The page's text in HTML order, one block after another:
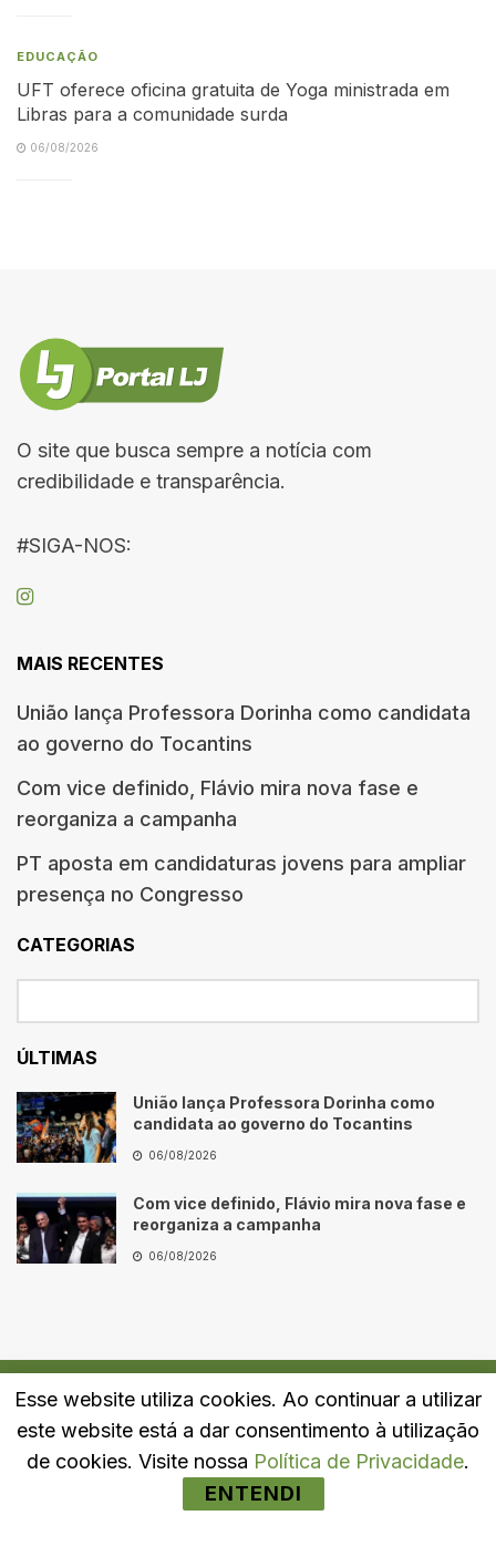
EDUCAÇÃO
UFT oferece oficina gratuita de Yoga ministrada em
Libras para a comunidade surda
06/08/2026
O site que busca sempre a notícia com
credibilidade e transparência.
#SIGA-NOS:
MAIS RECENTES
União lança Professora Dorinha como candidata
ao governo do Tocantins
Com vice definido, Flávio mira nova fase e
reorganiza a campanha
PT aposta em candidaturas jovens para ampliar
presença no Congresso
CATEGORIAS
ÚLTIMAS
União lança Professora Dorinha como
candidata ao governo do Tocantins
06/08/2026
Com vice definido, Flávio mira nova fase e
reorganiza a campanha
06/08/2026
Quem Somos Fale Conosco Política de Privacidade
Esse website utiliza cookies. Ao continuar a utilizar
este website está a dar consentimento à utilização
de cookies. Visite nossa Política de Privacidade.
ENTENDI